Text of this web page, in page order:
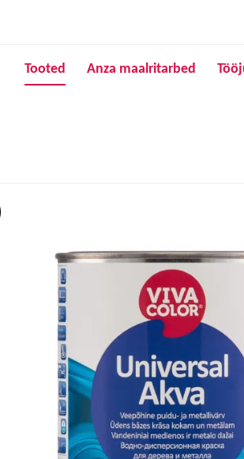
Tooted Anza maalritarbed